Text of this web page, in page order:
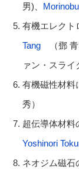
男)、
有機エレク
Tang（鄧 青
ァン・スライ
有機磁性材料
秀）
超伝導体材料
Yoshinori
ネオジム磁石